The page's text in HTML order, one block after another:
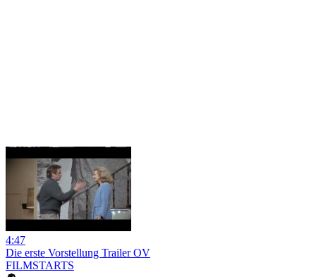
4:47
Die erste Vorstellung Trailer OV
FILMSTARTS